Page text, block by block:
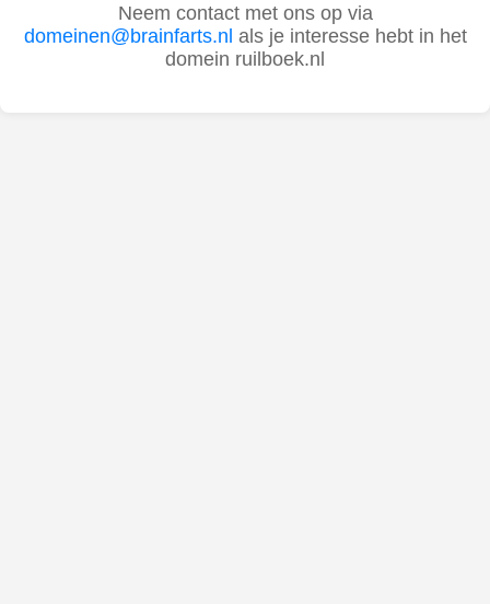
Neem contact met ons op via
domeinen@brainfarts.nl als je interesse hebt in het
domein ruilboek.nl